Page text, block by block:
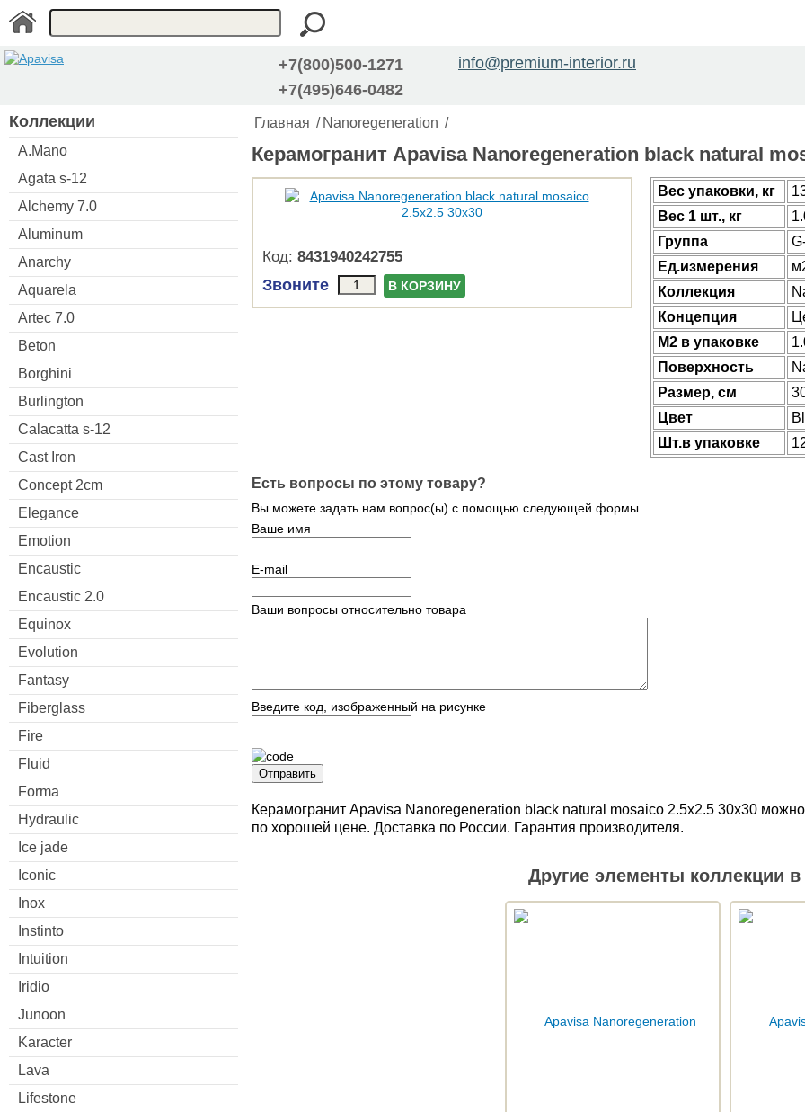
+7(800)500-1271
+7(495)646-0482
info@premium-interior.ru
Коллекции
A.Mano
Agata s-12
Alchemy 7.0
Aluminum
Anarchy
Aquarela
Artec 7.0
Beton
Borghini
Burlington
Calacatta s-12
Cast Iron
Concept 2cm
Elegance
Emotion
Encaustic
Encaustic 2.0
Equinox
Evolution
Fantasy
Fiberglass
Fire
Fluid
Forma
Hydraulic
Ice jade
Iconic
Inox
Instinto
Intuition
Iridio
Junoon
Karacter
Lava
Lifestone
Главная / Nanoregeneration /
Керамогранит Apavisa Nanoregeneration black natural
Код: 8431940242755
Звоните В КОРЗИНУ
Веc упаковки, кг
Вес 1 шт., кг
Группа
Ед.измерения
Коллекция
Концепция
М2 в упаковке
Поверхность
Размер, см
Цвет
Шт.в упаковке
Есть вопросы по этому товару?
Вы можете задать нам вопрос(ы) с помощью следующей формы.
Ваше имя
E-mail
Ваши вопросы относительно товара
Введите код, изображенный на рисунке
Отправить
Керамогранит Apavisa Nanoregeneration black natural mosaico 2.5x2.5 30x30
по хорошей цене. Доставка по России. Гарантия производителя.
Другие элементы коллекции